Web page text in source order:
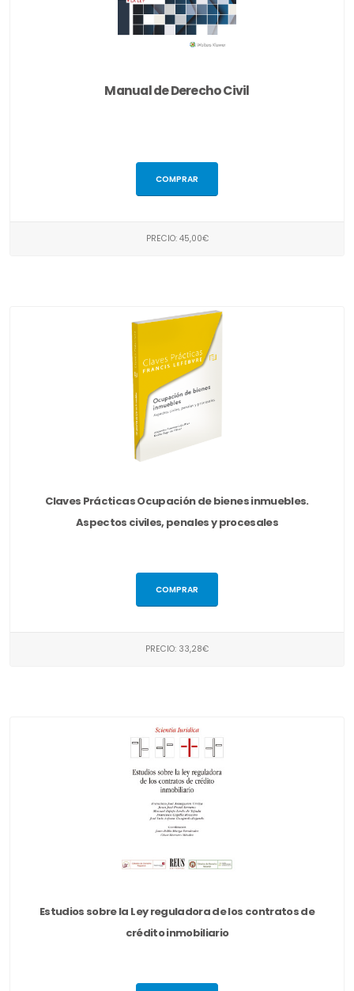
Manual de Derecho Civil
COMPRAR
PRECIO: 45,00€
Claves Prácticas Ocupación de bienes inmuebles.
Aspectos civiles, penales y procesales
COMPRAR
PRECIO: 33,28€
Estudios sobre la Ley reguladora de los contratos de
crédito inmobiliario